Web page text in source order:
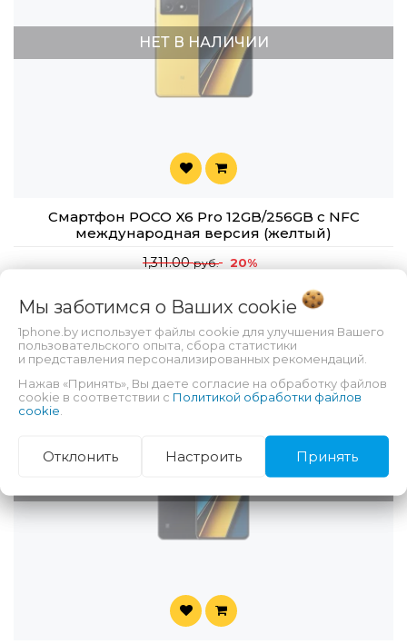
НЕТ В НАЛИЧИИ
Смартфон POCO X6 Pro 12GB/256GB с NFC
международная версия (желтый)
1,311.00руб. 20%
Мы заботимся о Ваших cookie
1phone.by использует файлы cookie для улучшения Вашего
пользовательского опыта, сбора статистики
и представления персонализированных рекомендаций.
Нажав «Принять», Вы даете согласие на обработку файлов
cookie в соответствии с Политикой обработки файлов
cookie
Отклонить Настроить Принять